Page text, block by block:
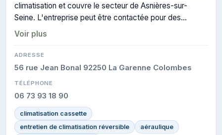
climatisation et couvre le secteur de Asnières-sur-
Seine. L'entreprise peut être contactée pour des
travaux de climatisation.
Voir plus
ADRESSE
56 rue Jean Bonal 92250 La Garenne Colombes
TÉLÉPHONE
06 73 93 18 90
climatisation cassette
entretien de climatisation réversible
aéraulique